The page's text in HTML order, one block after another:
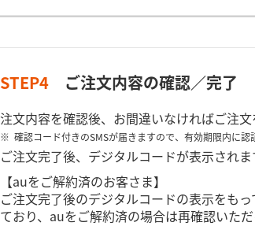
STEP4 ご注文内容の確認／完了
注文内容を確認後、お間違いなければご注文
確認コード付きのSMSが届きますので、有効期限内に認
ご注文完了後、デジタルコードが表示されま
【auをご解約済のお客さま】
ご注文完了後のデジタルコードの表示をも
ており、auをご解約済の場合は再確認いた